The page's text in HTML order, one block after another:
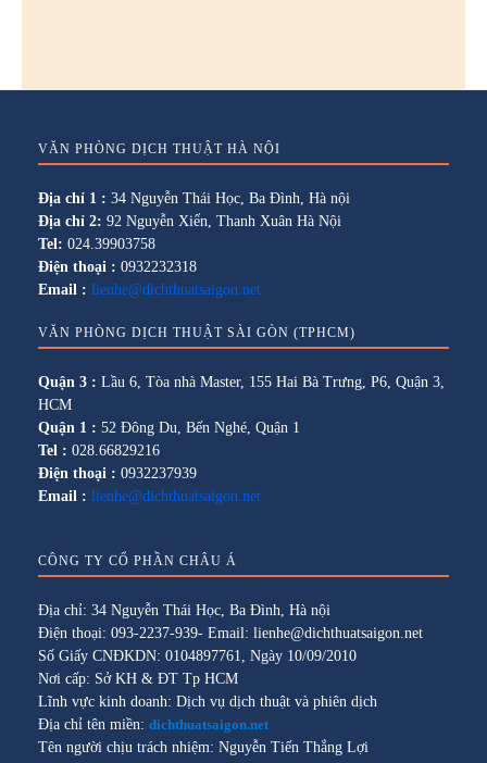
VĂN PHÒNG DỊCH THUẬT HÀ NỘI
Địa chỉ 1 : 34 Nguyễn Thái Học, Ba Đình, Hà nội
Địa chỉ 2: 92 Nguyễn Xiển, Thanh Xuân Hà Nội
Tel: 024.39903758
Điện thoại : 0932232318
Email : lienhe@dichthuatsaigon.net
VĂN PHÒNG DỊCH THUẬT SÀI GÒN (TPHCM)
Quận 3 : Lầu 6, Tòa nhà Master, 155 Hai Bà Trưng, P6, Quận 3,
HCM
Quận 1 : 52 Đông Du, Bến Nghé, Quận 1
Tel : 028.66829216
Điện thoại : 0932237939
Email : lienhe@dichthuatsaigon.net
CÔNG TY CỔ PHẦN CHÂU Á
Địa chỉ: 34 Nguyễn Thái Học, Ba Đình, Hà nội
Điện thoại: 093-2237-939- Email: lienhe@dichthuatsaigon.net
Số Giấy CNĐKDN: 0104897761, Ngày 10/09/2010
Nơi cấp: Sở KH & ĐT Tp HCM
Lĩnh vực kinh doanh: Dịch vụ dịch thuật và phiên dịch
Địa chỉ tên miền: dichthuatsaigon.net
Tên người chịu trách nhiệm: Nguyễn Tiến Thắng Lợi